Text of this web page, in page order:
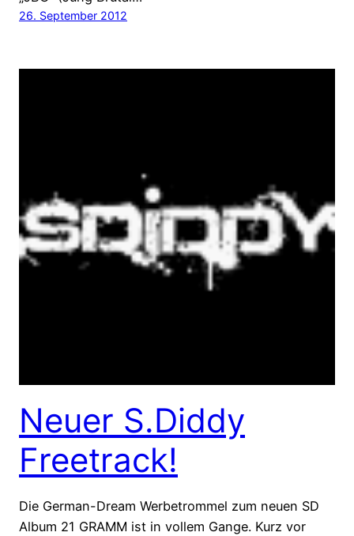
26. September 2012
Neuer S.Diddy
Freetrack!
Die German-Dream Werbetrommel zum neuen SD
Album 21 GRAMM ist in vollem Gange. Kurz vor